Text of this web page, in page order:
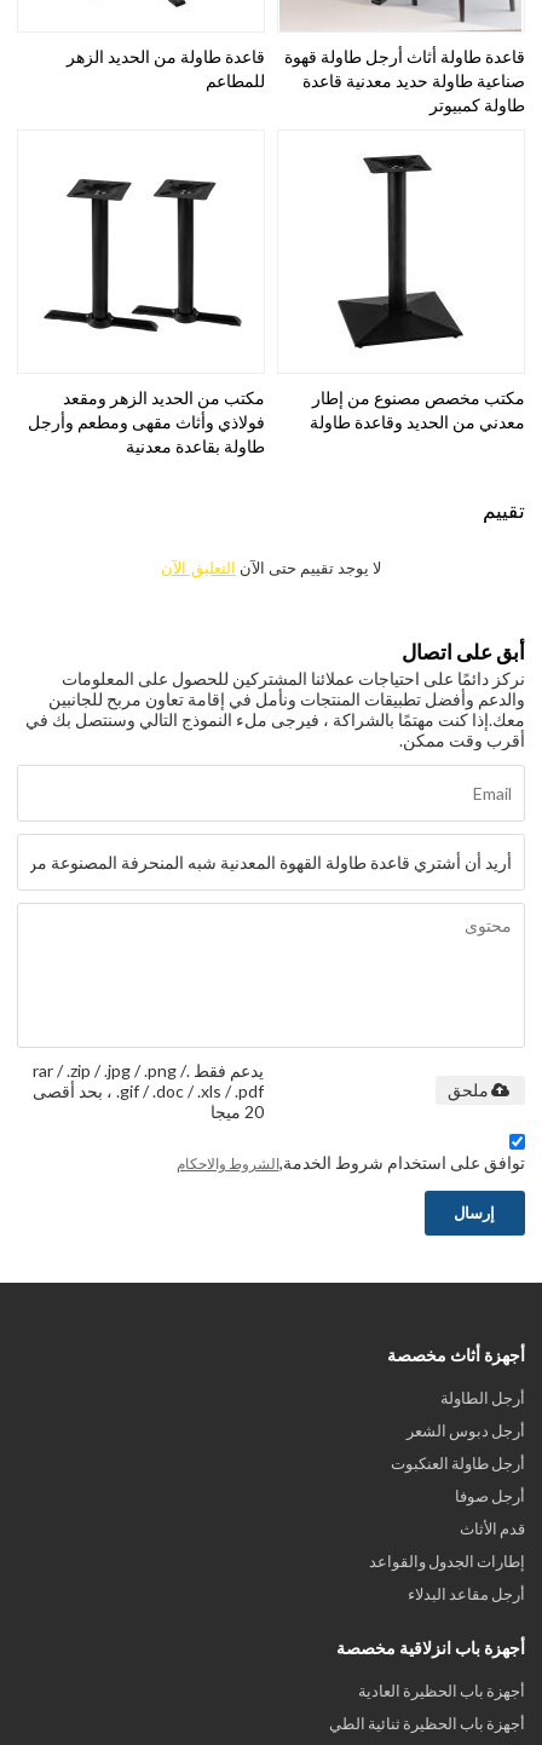
قاعدة طاولة أثاث أرجل طاولة قهوة
صناعية طاولة حديد معدنية قاعدة
طاولة كمبيوتر
قاعدة طاولة من الحديد الزهر
للمطاعم
مكتب مخصص مصنوع من إطار
معدني من الحديد وقاعدة طاولة
مكتب من الحديد الزهر ومقعد
فولاذي وأثاث مقهى ومطعم وأرجل
طاولة بقاعدة معدنية
تقييم
لا يوجد تقييم حتى الآن التعليق الآن
أبق على اتصال
نركز دائمًا على احتياجات عملائنا المشتركين للحصول على المعلومات
والدعم وأفضل تطبيقات المنتجات ونأمل في إقامة تعاون مربح للجانبين
معك.إذا كنت مهتمًا بالشراكة ، فيرجى ملء النموذج التالي وسنتصل بك في
أقرب وقت ممكن.
يدعم فقط .rar / .zip / .jpg / .png /
.gif / .doc / .xls / .pdf ، بحد أقصى
20 ميجا
ملحق
توافق على استخدام شروط الخدمة,الشروط والاحكام
إرسال
أجهزة أثاث مخصصة
أرجل الطاولة
أرجل دبوس الشعر
أرجل طاولة العنكبوت
أرجل صوفا
قدم الأثاث
إطارات الجدول والقواعد
أرجل مقاعد البدلاء
أجهزة باب انزلاقية مخصصة
أجهزة باب الحظيرة العادية
أجهزة باب الحظيرة ثنائية الطي